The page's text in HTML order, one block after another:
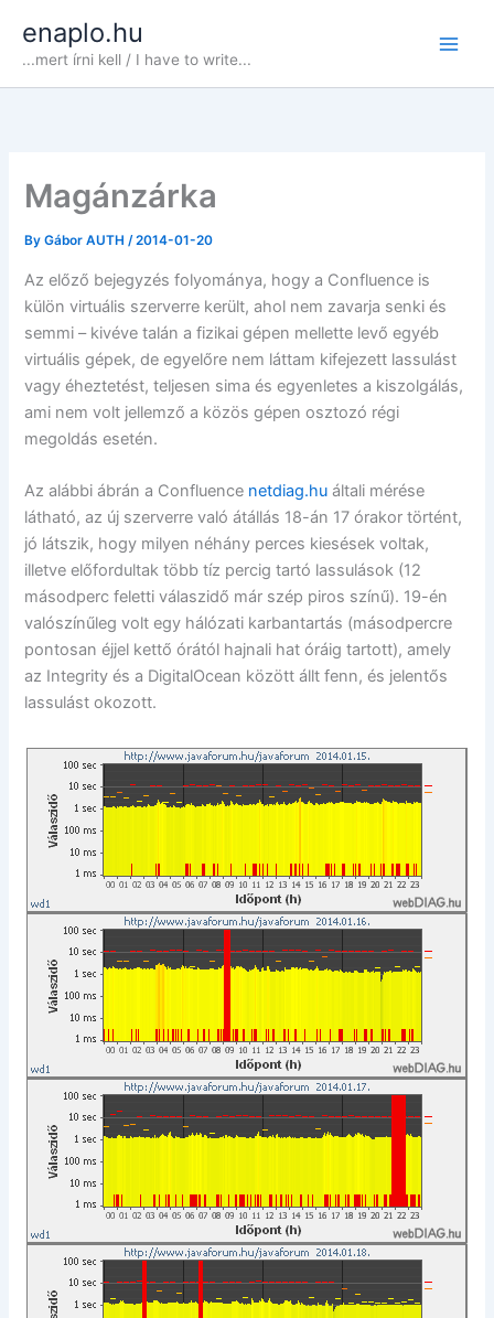
content
enaplo.hu
...mert írni kell / I have to write...
Magánzárka
ByGábor AUTH/2014-01-20
Az előző bejegyzés folyománya, hogy a Confluence is
külön virtuális szerverre került, ahol nem zavarja senki és
semmi – kivéve talán a fizikai gépen mellette levő egyéb
virtuális gépek, de egyelőre nem láttam kifejezett lassulást
vagy éheztetést, teljesen sima és egyenletes a kiszolgálás,
ami nem volt jellemző a közös gépen osztozó régi
megoldás esetén.
Az alábbi ábrán a Confluence netdiag.hu általi mérése
látható, az új szerverre való átállás 18-án 17 órakor történt,
jó látszik, hogy milyen néhány perces kiesések voltak,
illetve előfordultak több tíz percig tartó lassulások (12
másodperc feletti válaszidő már szép piros színű). 19-én
valószínűleg volt egy hálózati karbantartás (másodpercre
pontosan éjjel kettő órától hajnali hat óráig tartott), amely
az Integrity és a DigitalOcean között állt fenn, és jelentős
lassulást okozott.